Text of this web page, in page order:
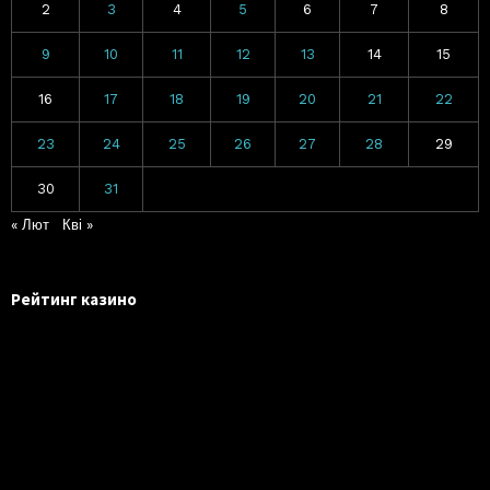
2 3 4 5 6 7 8
9 10 11 12 13 14 15
16 17 18 19 20 21 22
23 24 25 26 27 28 29
30 31
« Лют Кві »
Рейтинг казино